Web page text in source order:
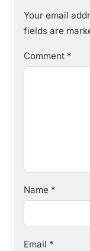
Your email
fields are
Comment *
Name *
Email *